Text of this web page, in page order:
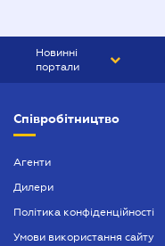
Новинні
портали
БІЗНЕС
Співробітництво
Агенти
Дилери
Політика конфіденційності
Умови використання сайту